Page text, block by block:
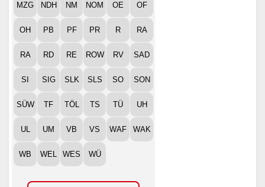
MZG NDH NM NOM OE OF
OH PB PF PR R RA
RA RD RE ROW RV SAD
SI SIG SLK SLS SO SON
SÜW TF TÖL TS TÜ UH
UL UM VB VS WAF WAK
WB WEL WES WÜ